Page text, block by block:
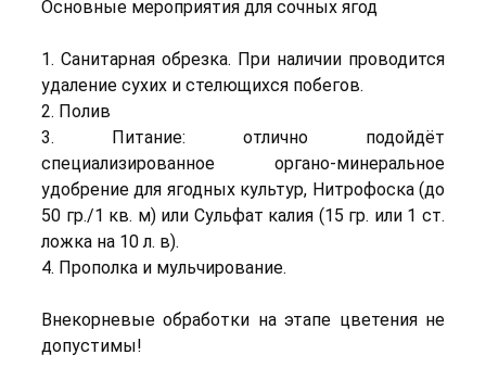
Основные мероприятия для сочных ягод
1. Санитарная обрезка. При наличии проводится
удаление сухих и стелющихся побегов.
2. Полив
3. Питание: отлично подойдёт
специализированное органо-минеральное
удобрение для ягодных культур, Нитрофоска (до
50 гр./1 кв. м) или Сульфат калия (15 гр. или 1 ст.
ложка на 10 л. в).
4. Прополка и мульчирование.
Внекорневые обработки на этапе цветения не
допустимы!